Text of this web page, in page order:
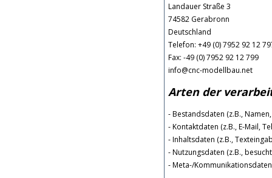
Landauer Straße 3
74582 Gerabronn
Deutschland
Telefon: +49 (0) 7952 92 12
Fax: -49 (0) 7952 92 12 799
info@cnc-modellbau.net
Arten der
- Bestandsdaten (z.B.,
- Kontaktdaten (z.B., E-Mail,
- Inhaltsdaten (z.B.,
- Nutzungsdaten (z.B.,
- Meta-/